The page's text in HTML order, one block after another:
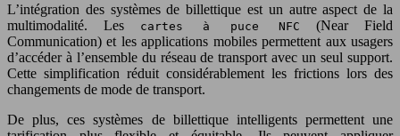
L’intégration des systèmes de billettique est un autre aspect de la
multimodalité. Les
cartes à puce NFC
(Near Field
Communication) et les applications mobiles permettent aux usagers
d’accéder à l’ensemble du réseau de transport avec un seul support.
Cette simplification réduit considérablement les frictions lors des
changements de mode de transport.
De plus, ces systèmes de billettique intelligents permettent une